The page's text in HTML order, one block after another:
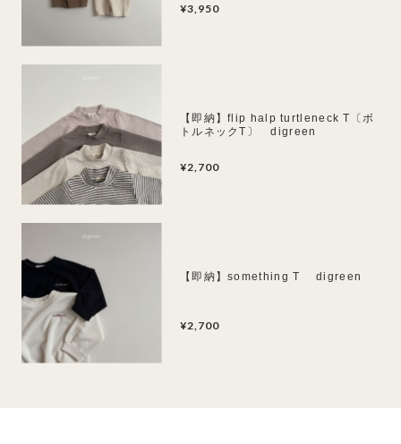
¥3,950
【即納】flip halp turtleneck T〔ボ
トルネックT〕 digreen
¥2,700
【即納】something T digreen
¥2,700